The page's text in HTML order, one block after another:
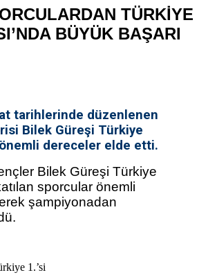
TÜRKİYE
BÜYÜK BAŞARI
tarihlerinde düzenlenen
Bilek Güreşi Türkiye
önemli dereceler elde etti.
Bilek Güreşi Türkiye
sporcular önemli
şampiyonadan
1.’si